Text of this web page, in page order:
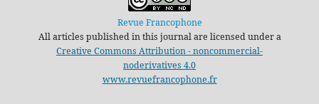
Revue Francophone
All articles published in this journal are licensed under a
Creative Commons Attribution - noncommercial-
noderivatives 4.0
www.revuefrancophone.fr